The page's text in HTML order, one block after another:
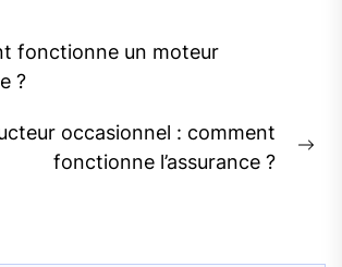
fonctionne un moteur
?
occasionnel : comment
fonctionne l’assurance ?